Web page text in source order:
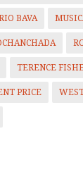
BAVA
TERENCE
PRICE